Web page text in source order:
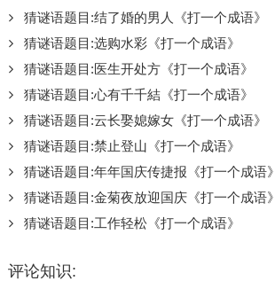
猜谜语题目:结了婚的男人《打一个成语》
猜谜语题目:选购水彩《打一个成语》
猜谜语题目:医生开处方《打一个成语》
猜谜语题目:心有千千結《打一个成语》
猜谜语题目:云长娶媳嫁女《打一个成语》
猜谜语题目:禁止登山《打一个成语》
猜谜语题目:年年国庆传捷报《打一个成语》
猜谜语题目:金菊夜放迎国庆《打一个成语》
猜谜语题目:工作轻松《打一个成语》
评论知识: